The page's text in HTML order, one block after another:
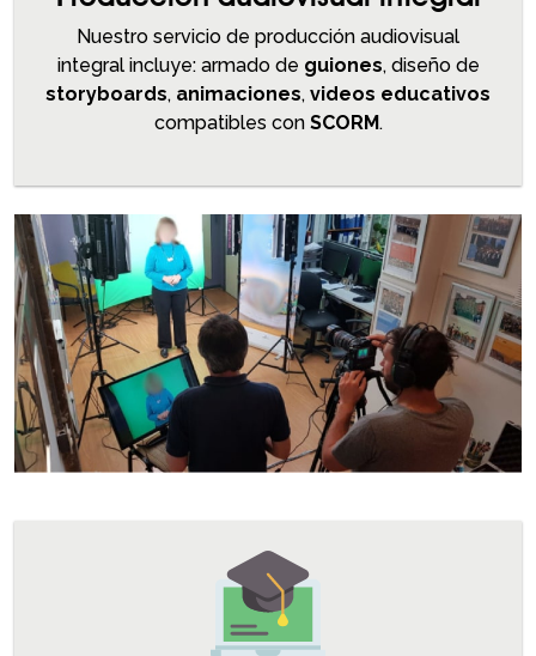
Nuestro servicio de producción audiovisual
integral incluye: armado de guiones, diseño de
storyboards, animaciones, videos educativos
compatibles con SCORM.